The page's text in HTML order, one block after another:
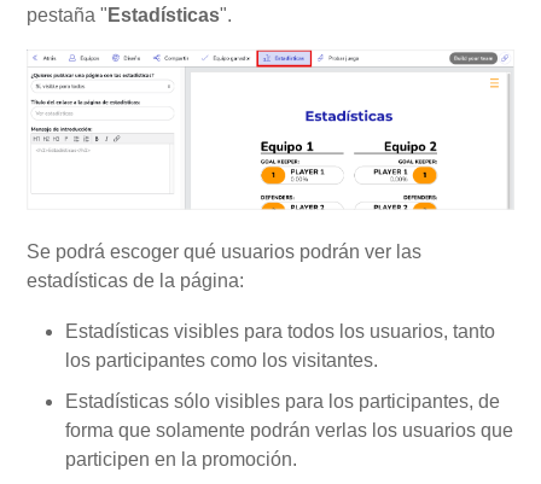
pestaña " Estadísticas".
Se podrá escoger qué usuarios podrán ver las
estadísticas de la página:
Estadísticas visibles para todos los usuarios, tanto
los participantes como los visitantes.
Estadísticas sólo visibles para los participantes, de
forma que solamente podrán verlas los usuarios que
participen en la promoción.